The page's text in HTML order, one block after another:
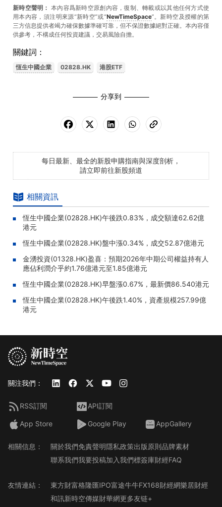
新時空聲明： 本內容爲新時空原創內容，復制、轉載或以其他任何方式使
用本內容，須注明來源“新時空”或“NewTimeSpace”。新時空及授權的第
三方信息提供者竭力確保數據準確可靠，但不保證數據絕對正確。本內容僅
供參考，不構成任何投資建議，交易風險自擔。
關鍵詞：
恆生中國企業 02828.HK 港股ETF
分享到
每日最新、最全的新股申購指南與深度剖析，
請立即前往新股頻道
相關資訊
恆生中國企業(02828.HK)午後跌0.83%，成交額達62.62億
港元
恆生中國企業(02828.HK)盤中漲0.34%，成交52.87億港元
金湧投資(01328.HK)盈喜：預期2026年中期公司權益持有人
應佔利潤介乎約1.76億港元至1.85億港元
恆生中國企業(02828.HK)早盤漲0.67%，最新價86.540港元
恆生中國企業(02828.HK)午後跌1.40%，資產規模257.99億
港元
關注我們：
RSS訂閱 API訂閱
App Store Google Play AppGallery
相關信息： 關於我們免責聲明隱私政策出版原則品牌素材
聯系我們我要投稿加入我們標簽庫財經FAQ
友情連結： 東方財富格隆匯IPO富途牛牛FX168財經網樂居財經
和訊新時空傳媒財華網更多友链+